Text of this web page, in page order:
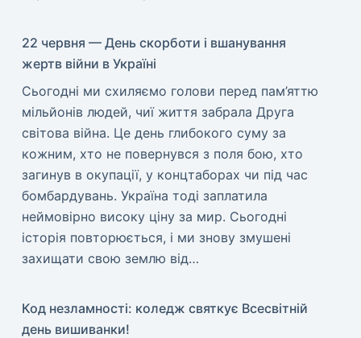
22 червня — День скорботи і вшанування
жертв війни в Україні
​Сьогодні ми схиляємо голови перед пам’яттю
мільйонів людей, чиї життя забрала Друга
світова війна. Це день глибокого суму за
кожним, хто не повернувся з поля бою, хто
загинув в окупації, у концтаборах чи під час
бомбардувань. Україна тоді заплатила
неймовірно високу ціну за мир. ​Сьогодні
історія повторюється, і ми знову змушені
захищати свою землю від…
Код незламності: коледж святкує Всесвітній
день вишиванки!